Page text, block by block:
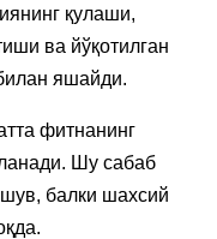
қулаши,
ва йўқотилган
яшайди.
фитнанинг
Шу сабаб
балки шахсий